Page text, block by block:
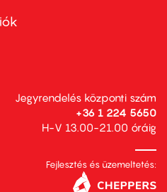
Jegyrendelés központi szám
+36 1 224 5650
H-V 13.00-21.00 óráig
Fejlesztés és üzemeltetés: